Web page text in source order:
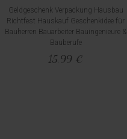
Geldgeschenk Verpackung Hausbau
Richtfest Hauskauf Geschenkidee für
Bauherren Bauarbeiter Bauingenieure &
Bauberufe
15,99 €